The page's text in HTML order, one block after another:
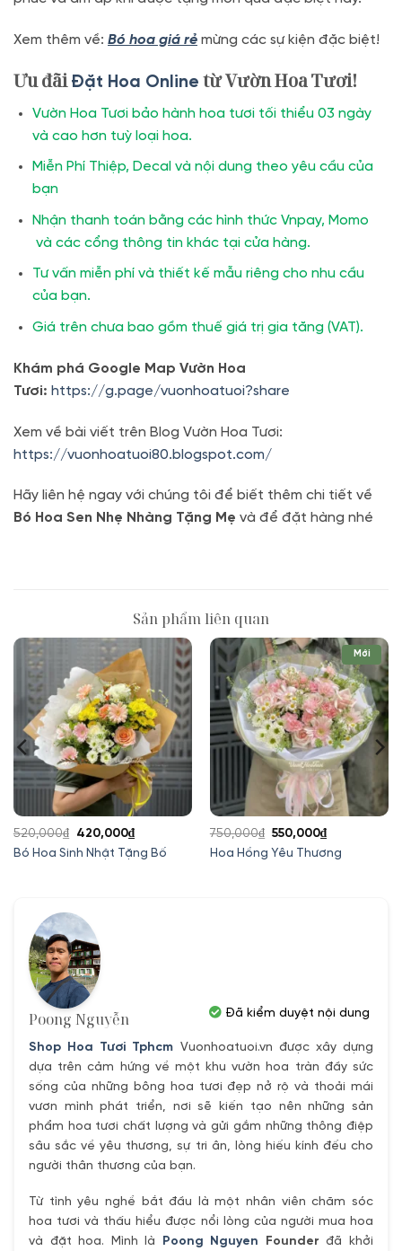
Xem thêm về: Bó hoa giá rẻ mừng các sự kiện đặc biệt!
Ưu đãi Đặt Hoa Online từ Vườn Hoa Tươi!
Vườn Hoa Tươi bảo hành hoa tươi tối thiểu 03 ngày
và cao hơn tuỳ loại hoa.
Miễn Phí Thiệp, Decal và nội dung theo yêu cầu của
bạn
Nhận thanh toán bằng các hình thức Vnpay, Momo
và các cổng thông tin khác tại cửa hàng.
Tư vấn miễn phí và thiết kế mẫu riêng cho nhu cầu
của bạn.
Giá trên chưa bao gồm thuế giá trị gia tăng (VAT).
Khám phá Google Map Vườn Hoa
Tươi: https://g.page/vuonhoatuoi?share
Xem về bài viết trên Blog Vườn Hoa Tươi:
https://vuonhoatuoi80.blogspot.com/
Hãy liên hệ ngay với chúng tôi để biết thêm chi tiết về
Bó Hoa Sen Nhẹ Nhàng Tặng Mẹ và để đặt hàng nhé
Sản phẩm liên quan
Bó Hoa Sinh Nhật Tặng Bố
520,000₫
Giá
gốc
420,000₫Giá
hiện
Mới
Hoa Hồng Yêu Thương
750,000₫ Giá
gốc
550,000₫Giá
hiện
Poong Nguyễn
Shop Hoa Tươi Tphcm Vuonhoatuoi.vn được xây dựng
dựa trên cảm hứng về một khu vườn hoa tràn đầy sức
sống của những bông hoa tươi đẹp nở rộ và thoải mái
vươn mình phát triển, nơi sẽ kiến tạo nên những sản
phẩm hoa tươi chất lượng và gửi gắm những thông điệp
sâu sắc về yêu thương, sự tri ân, lòng hiếu kính đếu cho
người thân thương của bạn.
Từ tình yêu nghề bắt đầu là một nhân viên chăm sóc
hoa tươi và thấu hiểu được nổi lòng của người mua hoa
và đặt hoa. Mình là
Poong Nguyen Founder đã khởi
Đã kiểm duyệt nội dung